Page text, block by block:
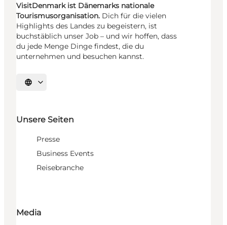
VisitDenmark ist Dänemarks nationale
Tourismusorganisation. Dich für die vielen
Highlights des Landes zu begeistern, ist
buchstäblich unser Job – und wir hoffen, dass
du jede Menge Dinge findest, die du
unternehmen und besuchen kannst.
Sprache auswählen
Unsere Seiten
Presse
Business Events
Reisebranche
Media